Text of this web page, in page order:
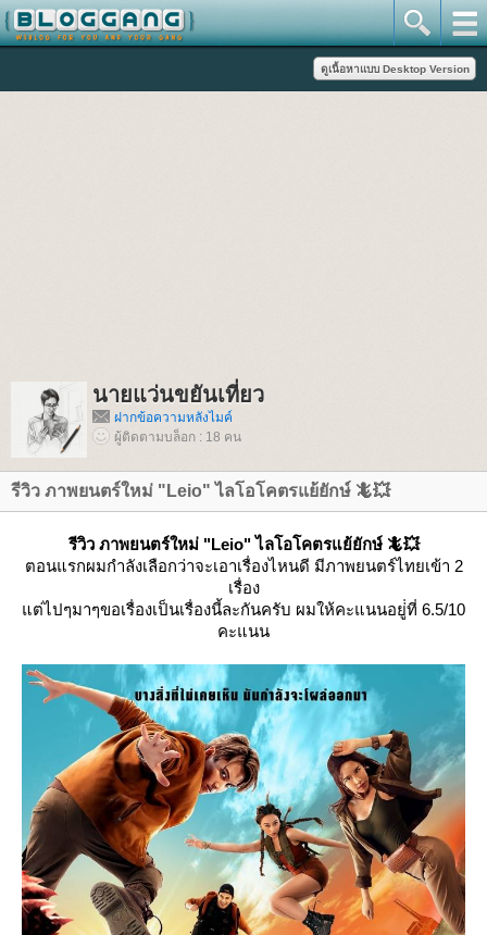
นายแว่นขยันเที่ยว
ฝากข้อความหลังไมค์
ผู้ติดตามบล็อก : 18 คน
รีวิว ภาพยนตร์ใหม่ "Leio" ไลโอโคตรแย้ยักษ์ 🦎💥
รีวิว ภาพยนตร์ใหม่ "Leio" ไลโอโคตรแย้ยักษ์ 🦎💥
ตอนแรกผมกำลังเลือกว่าจะเอาเรื่องไหนดี มีภาพยนตร์ไทยเข้า 2
เรื่อง
ต่ไปๆมาๆขอเรื่องเป็นเรื่องนี้ละกันครับ ผมให้คะแนนอยู่่ที่ 6.5/10
คะแนน